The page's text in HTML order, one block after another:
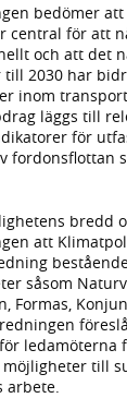
bedömer
central för att
och att det
2030 har
inom
läggs till
för
fordonsflottan
bredd
att
såsom
Formas,
ledamöterna
till